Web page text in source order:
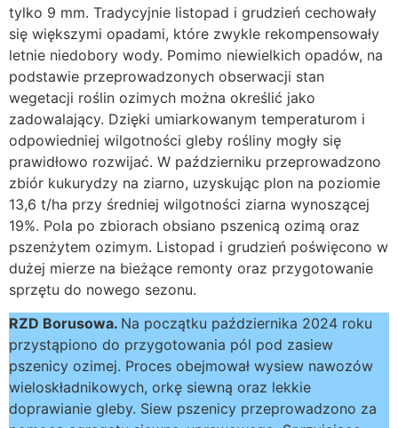
tylko 9 mm. Tradycyjnie listopad i grudzień cechowały
się większymi opadami, które zwykle rekompensowały
letnie niedobory wody. Pomimo niewielkich opadów, na
podstawie przeprowadzonych obserwacji stan
wegetacji roślin ozimych można określić jako
zadowalający. Dzięki umiarkowanym temperaturom i
odpowiedniej wilgotności gleby rośliny mogły się
prawidłowo rozwijać. W październiku przeprowadzono
zbiór kukurydzy na ziarno, uzyskując plon na poziomie
13,6 t/ha przy średniej wilgotności ziarna wynoszącej
19%. Pola po zbiorach obsiano pszenicą ozimą oraz
pszenżytem ozimym. Listopad i grudzień poświęcono w
dużej mierze na bieżące remonty oraz przygotowanie
sprzętu do nowego sezonu.
RZD Borusowa. Na początku października 2024 roku
przystąpiono do przygotowania pól pod zasiew
pszenicy ozimej. Proces obejmował wysiew nawozów
wieloskładnikowych, orkę siewną oraz lekkie
doprawianie gleby. Siew pszenicy przeprowadzono za